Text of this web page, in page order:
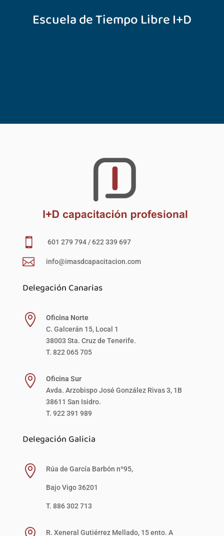
Escuela de Tiempo Libre I+D
 601 279 794 / 622 339 697
 info@imasdcapacitacion.com
Delegación Canarias

Oficina Norte
C. Galcerán 15, Local 1
38003 Sta. Cruz de Tenerife.
T. 822 065 705

Oficina Sur
Avda. Arzobispo José González Rivas 3, 1B
38611 San Isidro.
T. 922 391 989
Delegación Galicia
 Rúa de García Barbón nº95,
Bajo Vigo 36201
T. 886 302 713
R. Xeneral Gutiérrez Mellado, 15 ento. A